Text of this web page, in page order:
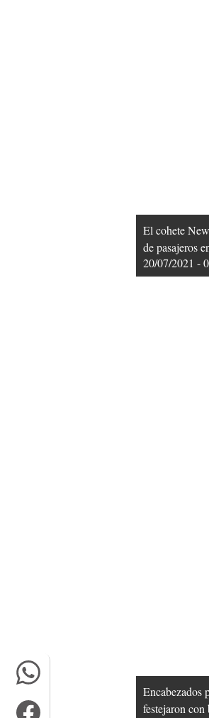
El cohete
de pasajeros
20/07/2021 -
Encabezados
festejaron